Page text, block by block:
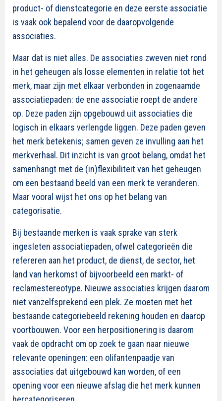
product- of dienstcategorie en deze eerste associatie
is vaak ook bepalend voor de daaropvolgende
associaties.
Maar dat is niet alles. De associaties zweven niet rond
in het geheugen als losse elementen in relatie tot het
merk, maar zijn met elkaar verbonden in zogenaamde
associatiepaden: de ene associatie roept de andere
op. Deze paden zijn opgebouwd uit associaties die
logisch in elkaars verlengde liggen. Deze paden geven
het merk betekenis; samen geven ze invulling aan het
merkverhaal. Dit inzicht is van groot belang, omdat het
samenhangt met de (in)flexibiliteit van het geheugen
om een bestaand beeld van een merk te veranderen.
Maar vooral wijst het ons op het belang van
categorisatie.
Bij bestaande merken is vaak sprake van sterk
ingesleten associatiepaden, ofwel categorieën die
refereren aan het product, de dienst, de sector, het
land van herkomst of bijvoorbeeld een markt- of
reclamestereotype. Nieuwe associaties krijgen daarom
niet vanzelfsprekend een plek. Ze moeten met het
bestaande categoriebeeld rekening houden en daarop
voortbouwen. Voor een herpositionering is daarom
vaak de opdracht om op zoek te gaan naar nieuwe
relevante openingen: een olifantenpaadje van
associaties dat uitgebouwd kan worden, of een
opening voor een nieuwe afslag die het merk kunnen